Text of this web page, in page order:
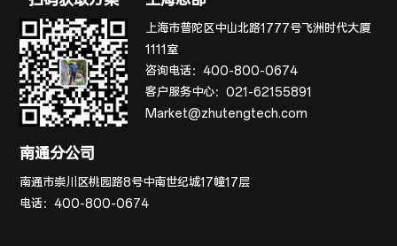
上海市普陀区中山北路1777号飞洲时代大厦
1111室
咨询电话：400-800-0674
客户服务中心：021-62155891
Market@zhutengtech.com
南通分公司
南通市崇川区桃园路8号中南世纪城17幢17层
电话：400-800-0674